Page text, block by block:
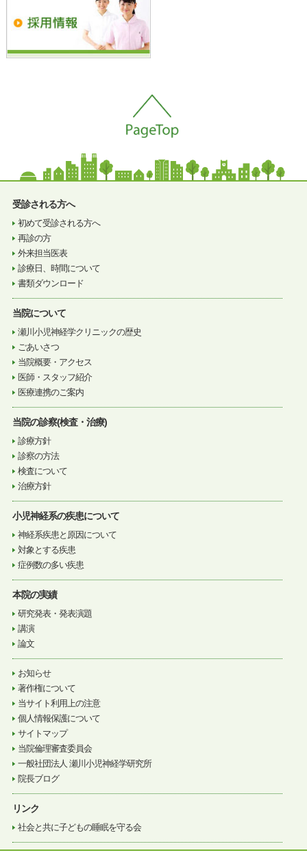
受診される方へ
初めて受診される方へ
再診の方
外来担当医表
診療日、時間について
書類ダウンロード
当院について
瀬川小児神経学クリニックの歴史
ごあいさつ
当院概要・アクセス
医師・スタッフ紹介
医療連携のご案内
当院の診察(検査・治療)
診療方針
診察の方法
検査について
治療方針
小児神経系の疾患について
神経系疾患と原因について
対象とする疾患
症例数の多い疾患
本院の実績
研究発表・発表演題
講演
論文
お知らせ
著作権について
当サイト利用上の注意
個人情報保護について
サイトマップ
当院倫理審査委員会
一般社団法人 瀬川小児神経学研究所
院長ブログ
リンク
社会と共に子どもの睡眠を守る会